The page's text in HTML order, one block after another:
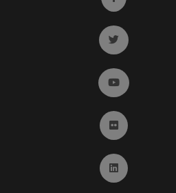
Ir a twitter
Ir a
Ir a Flickr
Ir a Linkedin